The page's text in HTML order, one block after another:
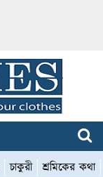
চাকুরী শ্রমিকের কথা